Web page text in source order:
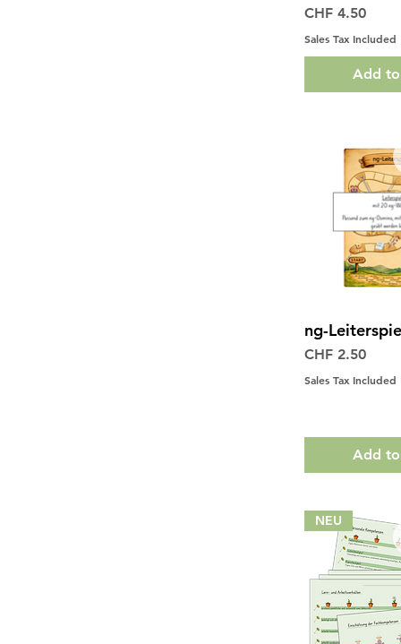
Price
CHF 4.50
Sales Tax Included
Add
Quick
ng-
Price
CHF 2.50
Sales Tax Included
Add
NEU